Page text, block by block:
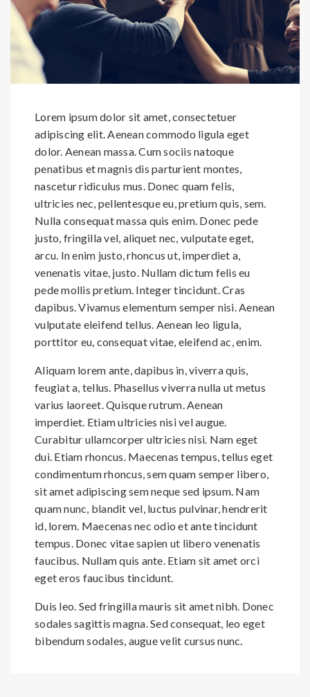
Lorem ipsum dolor sit amet, consectetuer
adipiscing elit. Aenean commodo ligula eget
dolor. Aenean massa. Cum sociis natoque
penatibus et magnis dis parturient montes,
nascetur ridiculus mus. Donec quam felis,
ultricies nec, pellentesque eu, pretium quis, sem.
Nulla consequat massa quis enim. Donec pede
justo, fringilla vel, aliquet nec, vulputate eget,
arcu. In enim justo, rhoncus ut, imperdiet a,
venenatis vitae, justo. Nullam dictum felis eu
pede mollis pretium. Integer tincidunt. Cras
dapibus. Vivamus elementum semper nisi. Aenean
vulputate eleifend tellus. Aenean leo ligula,
porttitor eu, consequat vitae, eleifend ac, enim.
Aliquam lorem ante, dapibus in, viverra quis,
feugiat a, tellus. Phasellus viverra nulla ut metus
varius laoreet. Quisque rutrum. Aenean
imperdiet. Etiam ultricies nisi vel augue.
Curabitur ullamcorper ultricies nisi. Nam eget
dui. Etiam rhoncus. Maecenas tempus, tellus eget
condimentum rhoncus, sem quam semper libero,
sit amet adipiscing sem neque sed ipsum. Nam
quam nunc, blandit vel, luctus pulvinar, hendrerit
id, lorem. Maecenas nec odio et ante tincidunt
tempus. Donec vitae sapien ut libero venenatis
faucibus. Nullam quis ante. Etiam sit amet orci
eget eros faucibus tincidunt.
Duis leo. Sed fringilla mauris sit amet nibh. Donec
sodales sagittis magna. Sed consequat, leo eget
bibendum sodales, augue velit cursus nunc.